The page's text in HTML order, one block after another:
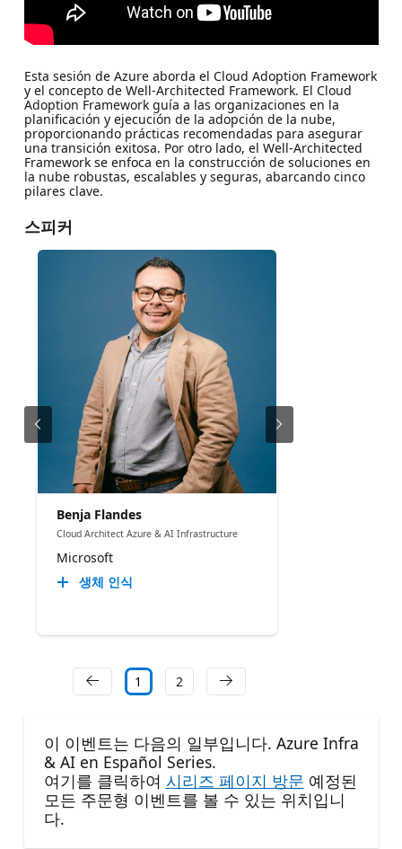
Esta sesión de Azure aborda el Cloud Adoption Framework
y el concepto de Well-Architected Framework. El Cloud
Adoption Framework guía a las organizaciones en la
planificación y ejecución de la adopción de la nube,
proporcionando prácticas recomendadas para asegurar
una transición exitosa. Por otro lado, el Well-Architected
Framework se enfoca en la construcción de soluciones en
la nube robustas, escalables y seguras, abarcando cinco
pilares clave.
스피커
Benja Flandes
Cloud Architect Azure & AI Infrastructure
Microsoft
생체 인식
1 2
이 이벤트는 다음의 일부입니다. Azure Infra
& AI en Español Series.
여기를 클릭하여 시리즈 페이지 방문 예정된
모든 주문형 이벤트를 볼 수 있는 위치입니
다.